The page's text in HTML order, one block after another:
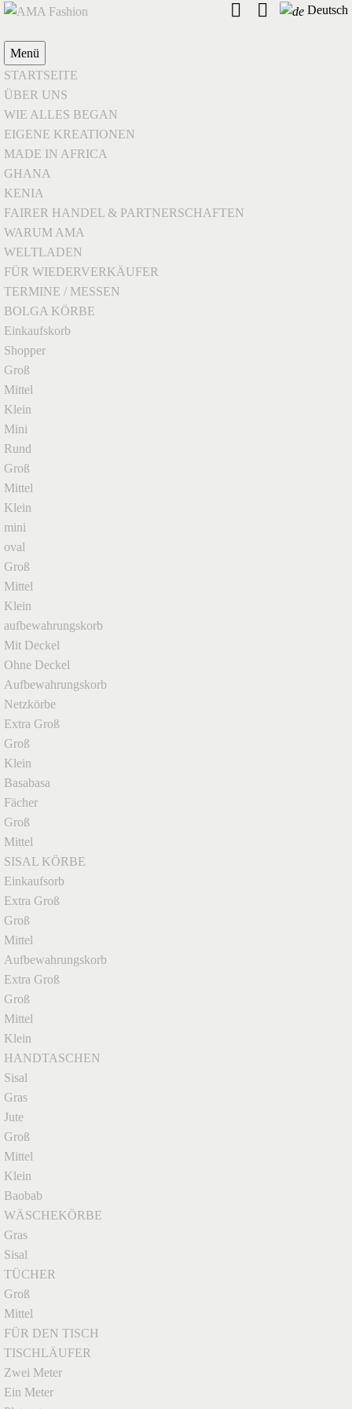
Deutsch
Menü
STARTSEITE
ÜBER UNS
WIE ALLES BEGAN
EIGENE KREATIONEN
MADE IN AFRICA
GHANA
KENIA
FAIRER HANDEL & PARTNERSCHAFTEN
WARUM AMA
WELTLADEN
FÜR WIEDERVERKÄUFER
TERMINE / MESSEN
BOLGA KÖRBE
Einkaufskorb
Shopper
Groß
Mittel
Klein
Mini
Rund
Groß
Mittel
Klein
mini
oval
Groß
Mittel
Klein
aufbewahrungskorb
Mit Deckel
Ohne Deckel
Aufbewahrungskorb
Netzkörbe
Extra Groß
Groß
Klein
Basabasa
Fächer
Groß
Mittel
SISAL KÖRBE
Einkaufsorb
Extra Groß
Groß
Mittel
Aufbewahrungskorb
Extra Groß
Groß
Mittel
Klein
HANDTASCHEN
Sisal
Gras
Jute
Groß
Mittel
Klein
Baobab
WÄSCHEKÖRBE
Gras
Sisal
TÜCHER
Groß
Mittel
FÜR DEN TISCH
TISCHLÄUFER
Zwei Meter
Ein Meter